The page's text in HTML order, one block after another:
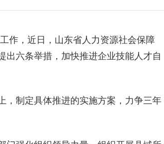
作，近日，山东省人力资源社会保障
出六条举措，加快推进企业技能人才自
，制定具体推进的实施方案，力争三年